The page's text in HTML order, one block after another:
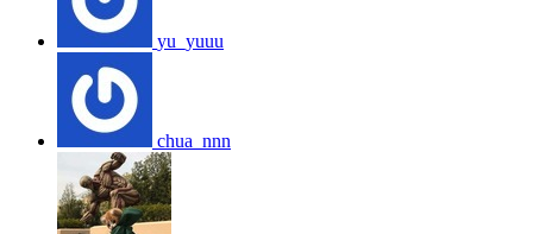
yu_yuuu
chua_nnn